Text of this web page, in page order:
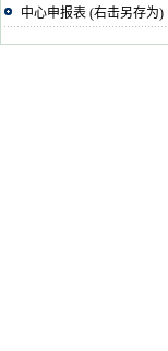
中心申报表 (右击另存为)